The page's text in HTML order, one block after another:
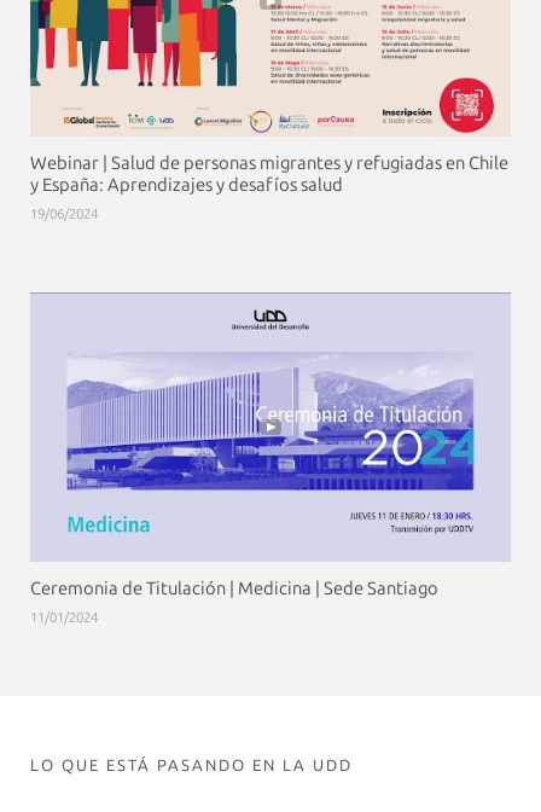
Webinar | Salud de personas migrantes y refugiadas en Chile
y España: Aprendizajes y desafíos salud
19/06/2024
Ceremonia de Titulación | Medicina | Sede Santiago
11/01/2024
LO QUE ESTÁ PASANDO EN LA UDD